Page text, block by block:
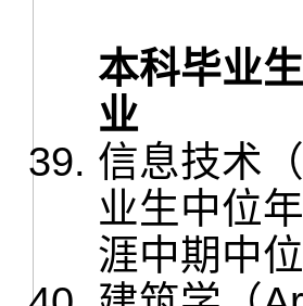
本科毕业
业
信息技术
业生中位
涯中期中